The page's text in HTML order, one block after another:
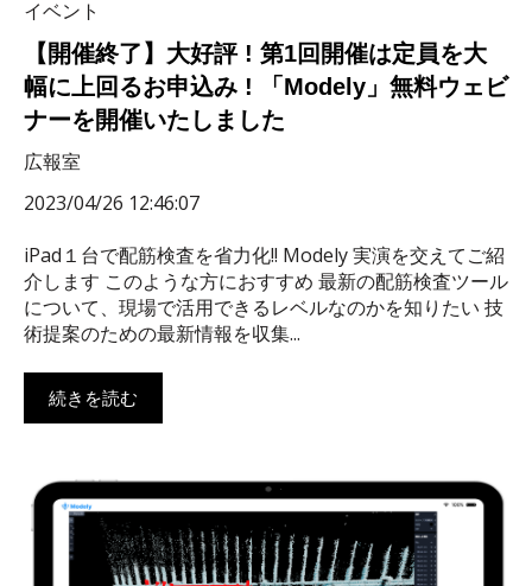
イベント
【開催終了】大好評 ! 第1回開催は定員を大
幅に上回るお申込み ! 「Modely」無料ウェビ
ナーを開催いたしました
広報室
2023/04/26 12:46:07
iPad１台で配筋検査を省力化!! Modely 実演を交えてご紹
介します このような方におすすめ 最新の配筋検査ツール
について、現場で活用できるレベルなのかを知りたい 技
術提案のための最新情報を収集...
続きを読む